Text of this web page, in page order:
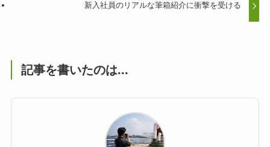
新入社員のリアルな筆箱紹介に衝撃を受ける
記事を書いたのは...